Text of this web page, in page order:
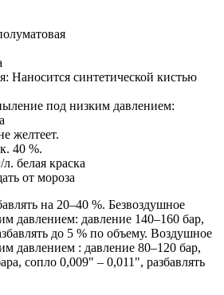
Наносится синтетической кистью
под низким давлением:
желтеет.
40 %.
белая краска
от мороза
на 20–40 %. Безвоздушное
давлением: давление 140–160 бар,
до 5 % по объему. Воздушное
давлением : давление 80–120 бар,
сопло 0,009" – 0,011", разбавлять